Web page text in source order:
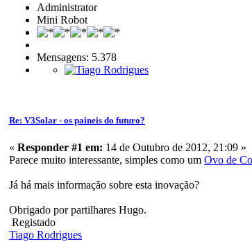
Administrator
Mini Robot
Mensagens: 5.378
Re: V3Solar - os paineis do futuro?
« Responder #1 em: 14 de Outubro de 2012, 21:09 »
Parece muito interessante, simples como um Ovo de
Já há mais informação sobre esta inovação?
Obrigado por partilhares Hugo.
Registado
Tiago Rodrigues